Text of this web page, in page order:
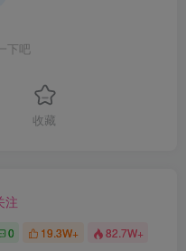
下吧
收藏
注
0 19.3W+ 82.7W+